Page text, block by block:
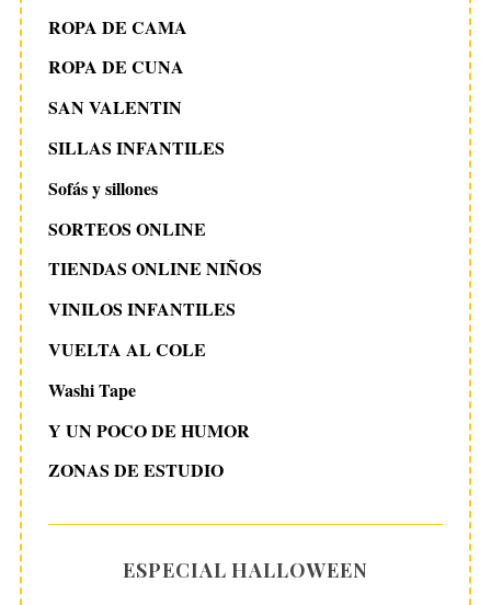
ROPA DE CAMA
ROPA DE CUNA
SAN VALENTIN
SILLAS INFANTILES
Sofás y sillones
SORTEOS ONLINE
TIENDAS ONLINE NIÑOS
VINILOS INFANTILES
VUELTA AL COLE
Washi Tape
Y UN POCO DE HUMOR
ZONAS DE ESTUDIO
ESPECIAL HALLOWEEN